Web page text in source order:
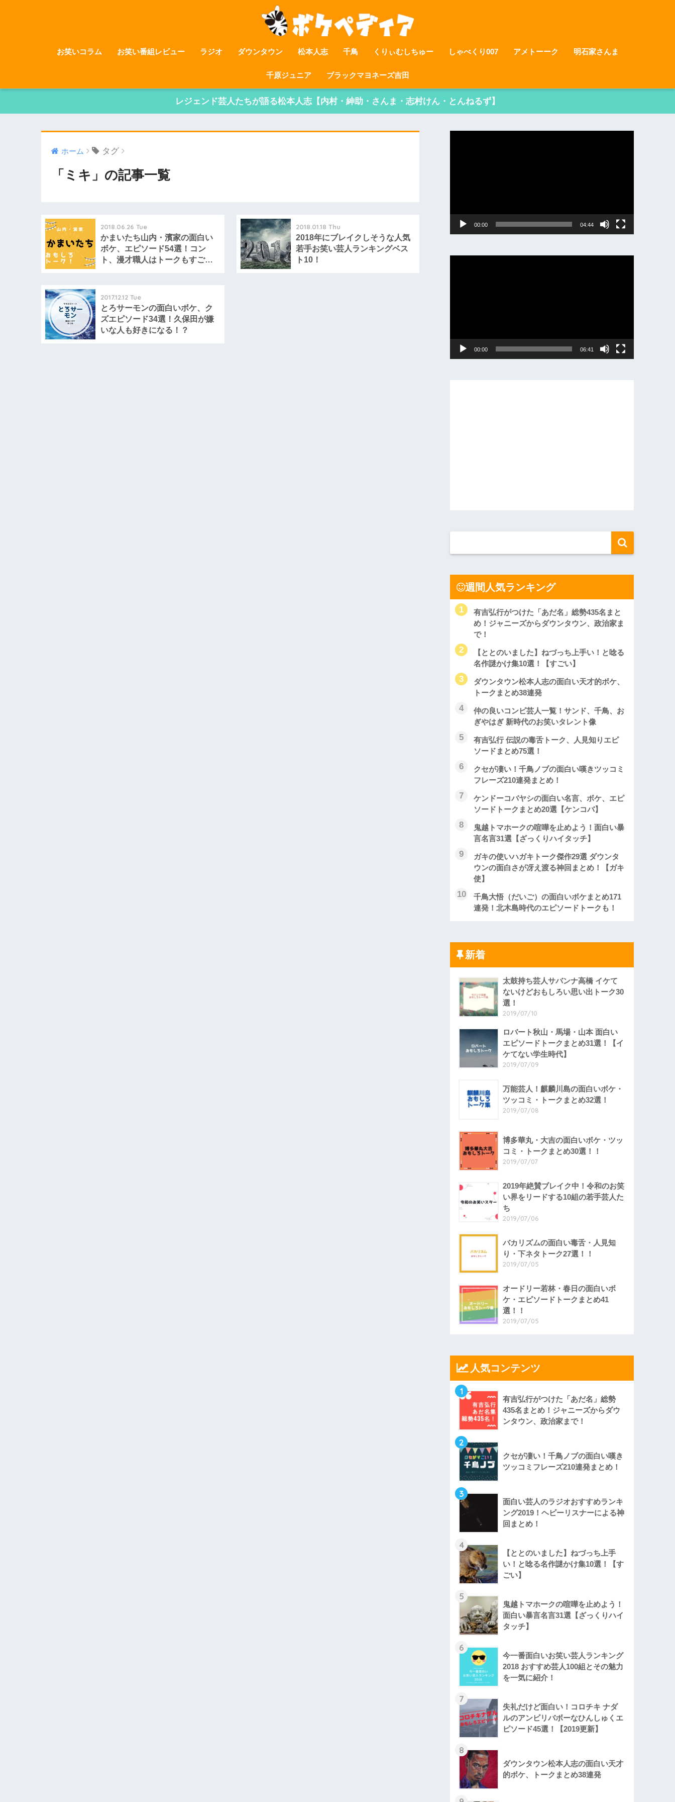
お笑いコラム お笑い番組レビュー ラジオ ダウンタウン 松本人志 千鳥 くりぃむしちゅー しゃべくり007 アメトーーク 明石家さんま
千原ジュニア ブラックマヨネーズ吉田
レジェンド芸人たちが語る松本人志【内村・紳助・さんま・志村けん・とんねるず】
ホーム タグ
「ミキ」の記事一覧
2018.06.26 Tue
かまいたち山内・濱家の面白い
ボケ、エピソード54選！コン
ト、漫才職人はトークもすご
2018.01.18 Thu
2018年にブレイクしそうな人気
若手お笑い芸人ランキングベス
ト10！
2017.12.12 Tue
とろサーモンの面白いボケ、ク
ズエピソード34選！久保田が嫌
いな人も好きになる！？
00:00 04:44
00:00 06:41
週間人気ランキング
有吉弘行がつけた「あだ名」総勢435名まと
め！ジャニーズからダウンタウン、政治家ま
で！
【ととのいました】ねづっち上手い！と唸る
名作謎かけ集10選！【すごい】
ダウンタウン松本人志の面白い天才的ボケ、
トークまとめ38連発
仲の良いコンビ芸人一覧！サンド、千鳥、お
ぎやはぎ 新時代のお笑いタレント像
有吉弘行 伝説の毒舌トーク、人見知りエピ
ソードまとめ75選！
クセが凄い！千鳥ノブの面白い嘆きツッコミ
フレーズ210連発まとめ！
ケンドーコバヤシの面白い名言、ボケ、エピ
ソードトークまとめ20選【ケンコバ】
鬼越トマホークの喧嘩を止めよう！面白い暴
言名言31選【ざっくりハイタッチ】
ガキの使いハガキトーク傑作29選 ダウンタ
ウンの面白さが冴え渡る神回まとめ！【ガキ
使】
千鳥大悟（だいご）の面白いボケまとめ171
連発！北木島時代のエピソードトークも！
新着
太鼓持ち芸人サバンナ高橋 イケて
ないけどおもしろい思い出トーク30
選！
2019/07/10
ロバート秋山・馬場・山本 面白い
エピソードトークまとめ31選！【イ
ケてない学生時代】
2019/07/09
万能芸人！麒麟川島の面白いボケ・
ツッコミ・トークまとめ32選！
2019/07/08
博多華丸・大吉の面白いボケ・ツッ
コミ・トークまとめ30選！！
2019/07/07
2019年絶賛ブレイク中！令和のお笑
い界をリードする10組の若手芸人た
ち
2019/07/06
バカリズムの面白い毒舌・人見知
り・下ネタトーク27選！！
2019/07/05
オードリー若林・春日の面白いボ
ケ・エピソードトークまとめ41
選！！
2019/07/05
人気コンテンツ
1
有吉弘行がつけた「あだ名」総勢
435名まとめ！ジャニーズからダウ
ンタウン、政治家まで！
2
クセが凄い！千鳥ノブの面白い嘆き
ツッコミフレーズ210連発まとめ！
3
面白い芸人のラジオおすすめランキ
ング2019！ヘビーリスナーによる神
回まとめ！
4
【ととのいました】ねづっち上手
い！と唸る名作謎かけ集10選！【す
ごい】
5
鬼越トマホークの喧嘩を止めよう！
面白い暴言名言31選【ざっくりハイ
タッチ】
6
今一番面白いお笑い芸人ランキング
2018 おすすめ芸人100組とその魅力
を一気に紹介！
7
失礼だけど面白い！コロチキ ナダ
ルのアンビリバボーなひんしゅくエ
ピソード45選！【2019更新】
8
ダウンタウン松本人志の面白い天才
的ボケ、トークまとめ38連発